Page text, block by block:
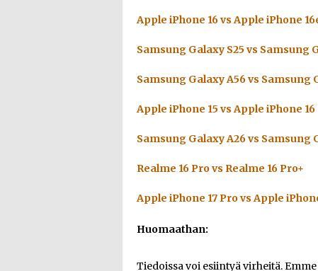
Apple iPhone 16 vs Apple iPhone
Samsung Galaxy S25 vs Samsung
Samsung Galaxy A56 vs Samsung
Apple iPhone 15 vs Apple iPhone 16
Samsung Galaxy A26 vs Samsung
Realme 16 Pro vs Realme 16 Pro+
Apple iPhone 17 Pro vs Apple
Huomaathan:
Tiedoissa voi esiintyä virheitä.